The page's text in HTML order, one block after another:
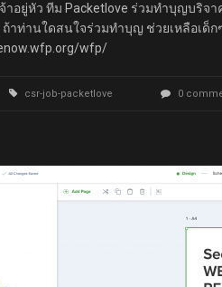
าอยู่หัว ทีม Packetlove ร่วมทำบุญบริ
าท่านใดสนใจร่วมทำบุญ ช่วยเหลือเด็
wfp/
csr-job-packetlove 0